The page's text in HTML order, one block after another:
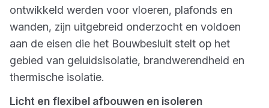
ontwikkeld werden voor vloeren, plafonds en
wanden, zijn uitgebreid onderzocht en voldoen
aan de eisen die het Bouwbesluit stelt op het
gebied van geluidsisolatie, brandwerendheid en
thermische isolatie.
Licht en flexibel afbouwen en isoleren